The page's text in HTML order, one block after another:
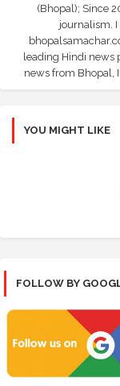
(Bhopal); Since
journalism.
leading Hindi news
news from Bhopal,
YOU MIGHT LIKE
FOLLOW BY